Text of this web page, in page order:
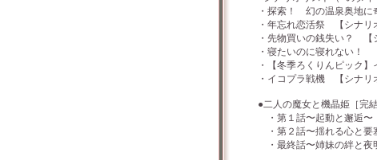
・探索！ 幻の温泉奥地に
・年忘れ恋活祭 【シナリ
・先物買いの銭失い？ 【
・寝たいのに寝れない！
・【冬季ろくりんピック
・イコプラ戦機 【シナリ
●二人の魔女と機晶姫［完結
・第１話〜起動と邂逅〜
・第２話〜揺れる心と要
・最終話〜姉妹の絆と夜